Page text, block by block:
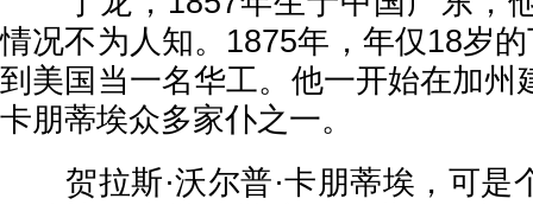
情况不为人知。1875年，年仅18岁的
到美国当一名华工。他一开始在加州
卡朋蒂埃众多家仆之一。
贺拉斯·沃尔普·卡朋蒂埃，可是